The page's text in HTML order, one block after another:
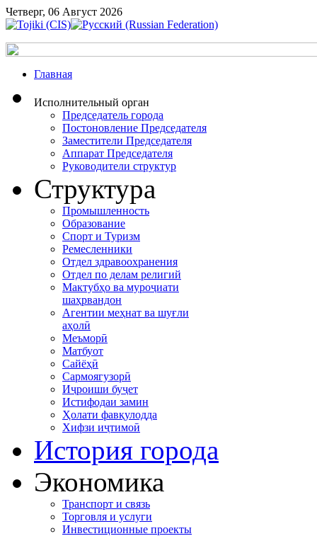
Четверг, 06 Август 2026
Главная
Исполнительный орган
Председатель города
Постоновление Председателя
Заместители Председателя
Аппарат Председателя
Руководители структур
Структура
Промышленность
Образование
Спорт и Туризм
Ремесленники
Отдел здравоохранения
Отдел по делам религий
Мактубҳо ва муроҷиати
шаҳрвандон
Агентии меҳнат ва шуғли
аҳолӣ
Меъморӣ
Матбуот
Сайёҳӣ
Сармоягузорӣ
Иҷроиши буҷет
Истифодаи замин
Ҳолати фавқулодда
Хифзи иҷтимоӣ
История города
Экономика
Транспорт и связь
Торговля и услуги
Инвестиционные проекты